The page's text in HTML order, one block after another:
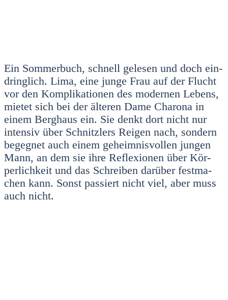
Ein Som­mer­buch, schnell gele­sen und doch ein­
dring­lich. Lima, eine jun­ge Frau auf der Flucht
vor den Kom­pli­ka­tio­nen des moder­nen Lebens,
mie­tet sich bei der älte­ren Dame Cha­ro­na in
einem Berg­haus ein. Sie denkt dort nicht nur
inten­siv über Schnitz­lers Rei­gen nach, son­dern
begeg­net auch einem geheim­nis­vol­len jun­gen
Mann, an dem sie ihre Refle­xio­nen über Kör­
per­lich­keit und das Schrei­ben dar­über fest­ma­
chen kann. Sonst pas­siert nicht viel, aber muss
auch nicht.